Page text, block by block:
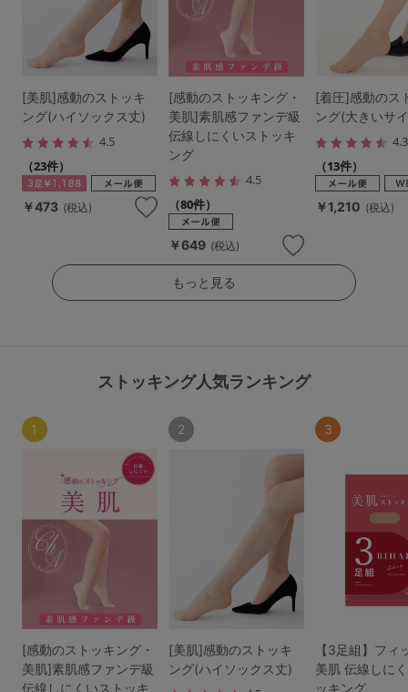
[美肌]感動のストッキ
ング(ハイソックス丈)
4.5
（23件）
￥473 (税込)
[感動のストッキング・
美肌]素肌感ファンデ級
伝線しにくいストッキ
ング
4.5
（80件）
￥649 (税込)
[着圧]感動のス
ング(大きいサ
4.3
（13件）
￥1,210 (税込)
もっと見る
ストッキング人気ランキング
1
[感動のストッキング・
美肌]素肌感ファンデ級
伝線しにくいストッキ
2
[美肌]感動のストッキ
ング(ハイソックス丈)
3
【3足組】フィ
美肌 伝線しに
ッキング